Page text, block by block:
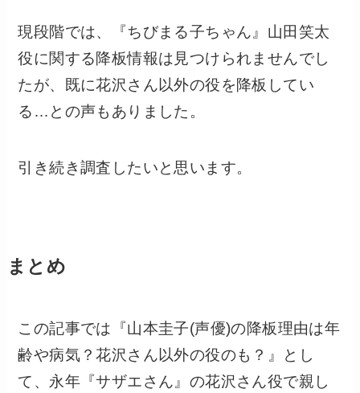
現段階では、『ちびまる子ちゃん』山田笑太
役に関する降板情報は見つけられませんでし
たが、既に花沢さん以外の役を降板してい
る…との声もありました。
引き続き調査したいと思います。
まとめ
この記事では『山本圭子(声優)の降板理由は年
齢や病気？花沢さん以外の役のも？』とし
て、永年『サザエさん』の花沢さん役で親し